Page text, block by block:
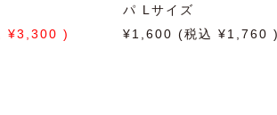
3,300
パ Lサイズ
1,600
1,760